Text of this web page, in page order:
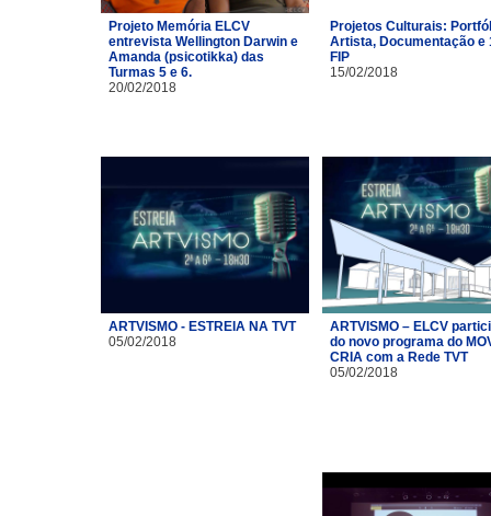
Projeto Memória ELCV
entrevista Wellington Darwin e
Amanda (psicotikka) das
Turmas 5 e 6.
20/02/2018
Projetos Culturais:
Artista, Documentação e
FIP
15/02/2018
ARTVISMO - ESTREIA NA TVT
05/02/2018
ARTVISMO – ELCV
do novo programa do
CRIA com a Rede TVT
05/02/2018